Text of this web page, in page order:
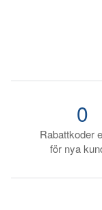
Rabattkoder
för nya
0